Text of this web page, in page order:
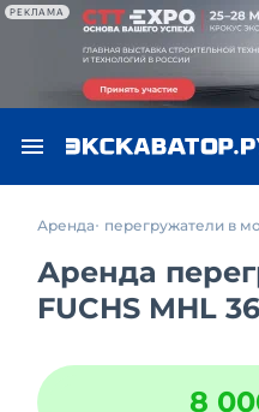
РЕКЛАМА
Аренда перегружатели в
Аренда
FUCHS MHL
8